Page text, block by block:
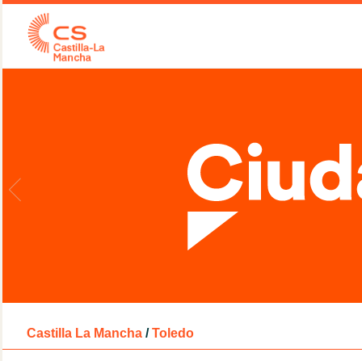
Castilla La Mancha / Toledo